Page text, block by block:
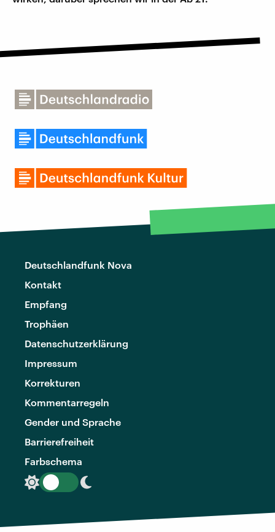
Deutschlandfunk Nova
Kontakt
Empfang
Trophäen
Datenschutzerklärung
Impressum
Korrekturen
Kommentarregeln
Gender und Sprache
Barrierefreiheit
Farbschema